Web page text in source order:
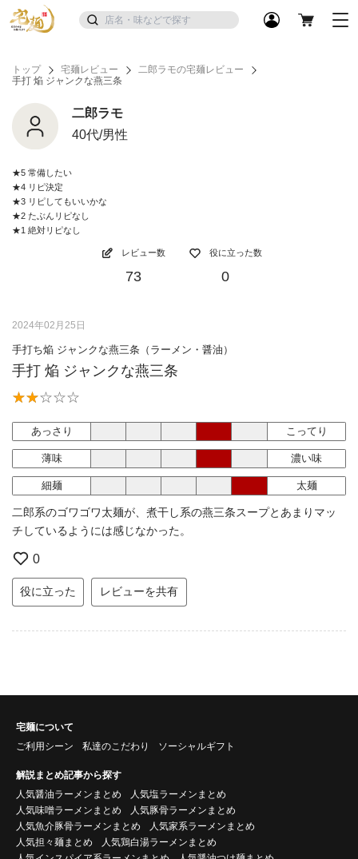
トップ 宅麺レビュー
二郎ラモの宅麺レビュー
手打 焔 ジャンクな燕三条
二郎ラモ
40代/男性
★5 常備したい
★4 リピ決定
★3 リピしてもいいかな
★2 たぶんリピなし
★1 絶対リピなし
レビュー数
73
役に立った数
0
2024年02月25日
手打ち焔 ジャンクな燕三条（ラーメン・醤油）
手打 焔 ジャンクな燕三条
あっさり こってり
薄味 濃い味
細麺 太麺
二郎系のゴワゴワ太麺が、煮干し系の燕三条スープとあまりマッ
チしているようには感じなかった。
0
役に立った レビューを共有
宅麺について
ご利用シーン
私達のこだわり ソーシャルギフト
解説まとめ記事から探す
人気醤油ラーメンまとめ
人気塩ラーメンまとめ
人気味噌ラーメンまとめ
人気豚骨ラーメンまとめ
人気魚介豚骨ラーメンまとめ
人気家系ラーメンまとめ
人気担々麺まとめ
人気鶏白湯ラーメンまとめ